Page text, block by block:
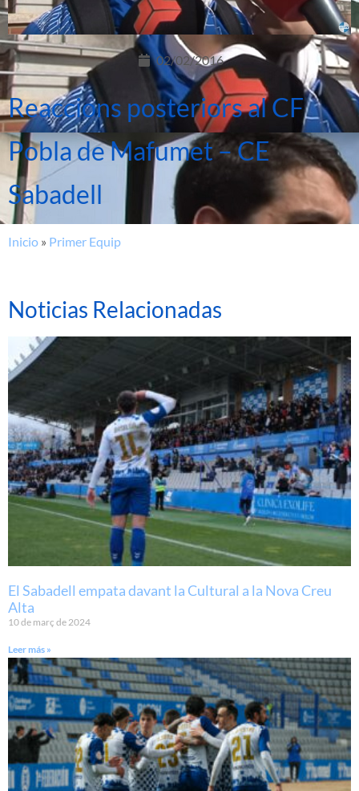
02/02/2016
Reaccions posteriors al CF
Pobla de Mafumet – CE
Sabadell
Inicio » Primer Equip
Noticias Relacionadas
El Sabadell empata davant la Cultural a la Nova Creu
Alta
10 de març de 2024
Leer más »